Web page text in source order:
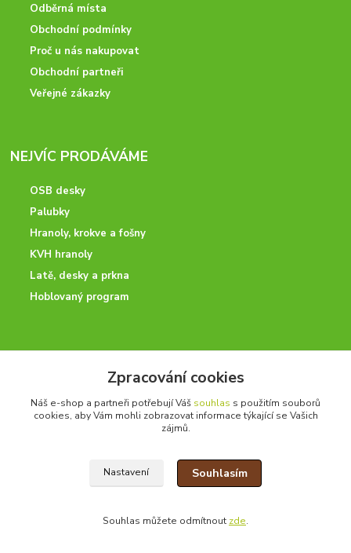
Odběrná místa
Obchodní podmínky
Proč u nás nakupovat
Obchodní partneři
Veřejné zákazky
NEJVÍC PRODÁVÁME
OSB desky
Palubky
Hranoly, krokve a fošny
KVH hranoly
Latě, desky a prkna
Hoblovaný program
Potřebujete poradit? Neváhejte nás kontaktovat.
+420 728 600 625
po - pá 7:00 - 15:00
Zpracování cookies
Náš e-shop a partneři potřebují Váš souhlas s použitím souborů
cookies, aby Vám mohli zobrazovat informace týkající se Vašich
zájmů.
Nastavení Souhlasím
Souhlas můžete odmítnout zde.